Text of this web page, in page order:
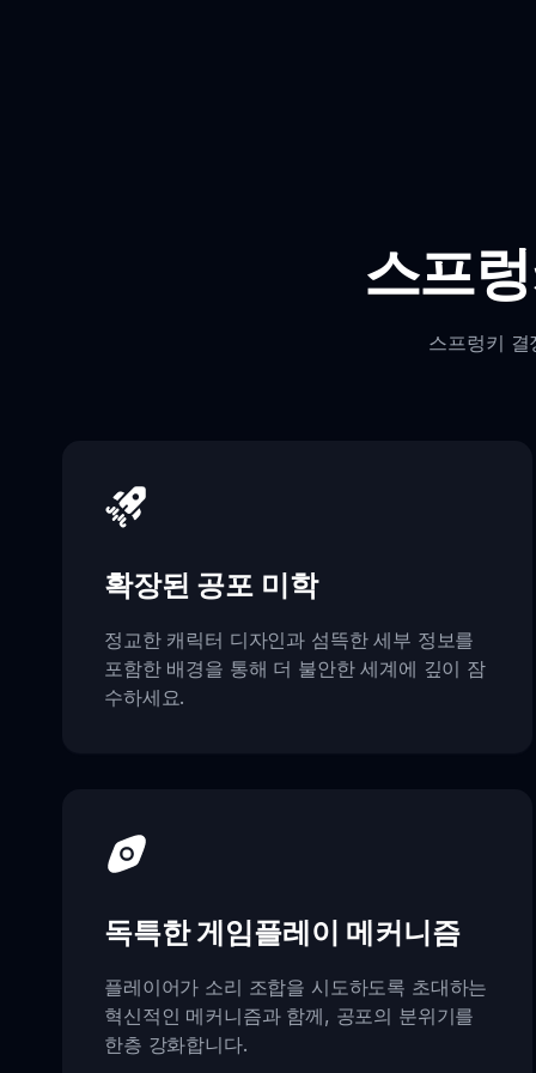
스프
스프렁키
확장된 공포 미학
정교한 캐릭터 디자인과 섬뜩한 세부 정보를
포함한 배경을 통해 더 불안한 세계에 깊이 잠
수하세요.
독특한 게임플레이 메커니즘
플레이어가 소리 조합을 시도하도록 초대하는
혁신적인 메커니즘과 함께, 공포의 분위기를
한층 강화합니다.